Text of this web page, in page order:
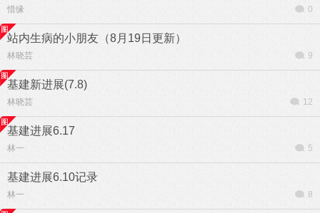
惜缘 0
站内生病的小朋友（8月19日更新）
林晓芸 9
基建新进展(7.8)
林晓芸 12
基建进展6.17
林一 5
基建进展6.10记录
林一 8